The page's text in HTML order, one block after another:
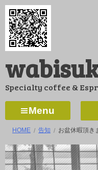
コ
ン
ツ
ス
ッ
Specialty coffee &
Menu
HOME 告知 お盆休暇頂き